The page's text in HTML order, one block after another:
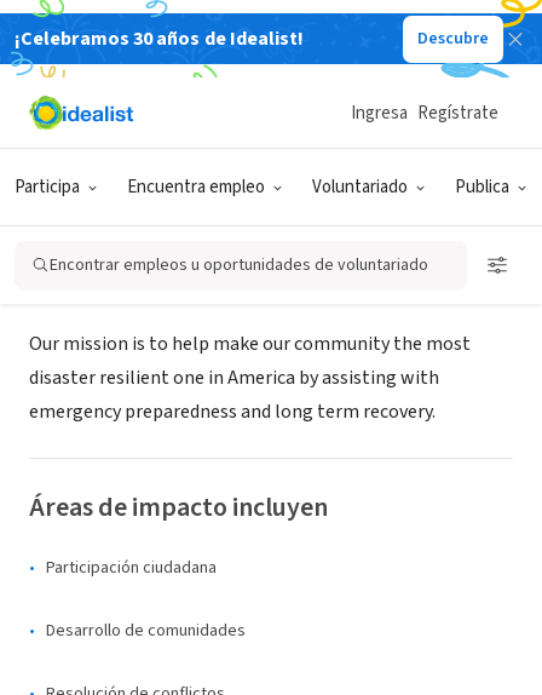
¡Celebramos 30 años de Idealist! Descubre
Participa Encuentra empleo Voluntariado Publica
Ingresa Regístrate
Encontrar empleos u oportunidades de voluntariado
ORGANIZACIÓN SIN FIN DE LUCRO
Be Ready Alliance Coordinating for
Emergencies (BRACE)
Pensacola, FL |bereadyalliance.org/
Acerca de
Our mission is to help make our community the most
disaster resilient one in America by assisting with
emergency preparedness and long term recovery.
Áreas de impacto incluyen
Participación ciudadana
Desarrollo de comunidades